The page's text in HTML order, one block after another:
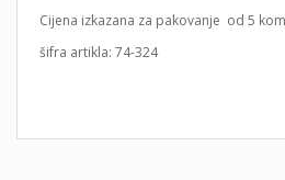
Cijena izkazana za pakovanje od 5
šifra artikla: 74-324